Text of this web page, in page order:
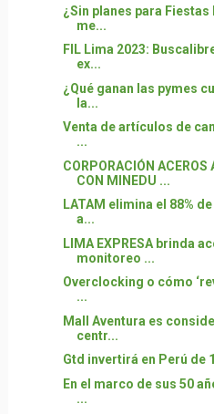
¿Sin planes para
me...
FIL Lima 2023:
ex...
¿Qué ganan las pymes
la...
Venta de artículos de
...
CORPORACIÓN
CON MINEDU ...
LATAM elimina el 88%
a...
LIMA EXPRESA brinda
monitoreo ...
Overclocking o cómo
...
Mall Aventura es
centr...
Gtd invertirá en Perú de
En el marco de sus 50
...